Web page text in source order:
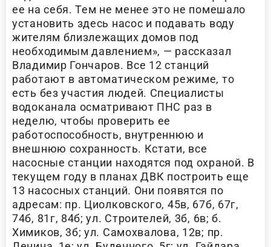
ее на себя. Тем не менее это не помешало
установить здесь насос и подавать воду
жителям близлежащих домов под
необходимым давлением», — рассказал
Владимир Гончаров. Все 12 станций
работают в автоматическом режиме, то
есть без участия людей. Специалисты
водоканала осматривают ПНС раз в
неделю, чтобы проверить ее
работоспособность, внутреннюю и
внешнюю сохранность. Кстати, все
насосные станции находятся под охраной. В
текущем году в планах ДВК построить еще
13 насосных станций. Они появятся по
адресам: пр. Циолковского, 45в, 67б, 67г,
74б, 81г, 84б; ул. Строителей, 3б, 6в; б.
Химиков, 3б; ул. Самохвалова, 12в; пр.